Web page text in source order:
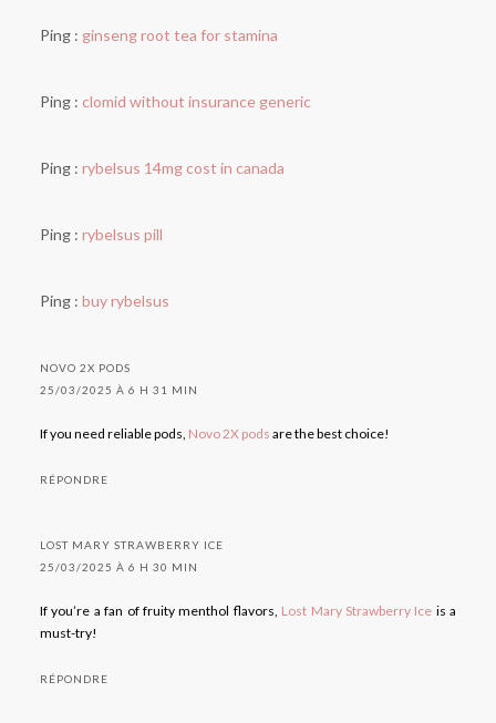
Ping : ginseng root tea for stamina
Ping : clomid without insurance generic
Ping : rybelsus 14mg cost in canada
Ping : rybelsus pill
Ping : buy rybelsus
NOVO 2X PODS
25/03/2025 À 6 H 31 MIN
If you need reliable pods, Novo 2X pods are the best choice!
RÉPONDRE
LOST MARY STRAWBERRY ICE
25/03/2025 À 6 H 30 MIN
If you’re a fan of fruity menthol flavors, Lost Mary Strawberry Ice is a
must-try!
RÉPONDRE